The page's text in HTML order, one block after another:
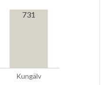
Kungälv
731